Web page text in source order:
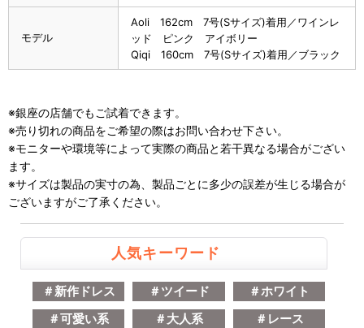
モデル
Aoli 162cm 7号(Sサイズ)着用／ワインレ
ッド ピンク アイボリー
Qiqi 160cm 7号(Sサイズ)着用／ブラック
※銀座の店舗でもご試着できます。
※売り切れの商品をご希望の際はお問い合わせ下さい。
※モニターや環境等によって実際の商品と若干異なる場合がござい
ます。
※サイズは製品の実寸の為、製品ごとに多少の誤差が生じる場合が
ございますがご了承ください。
人気キーワード
＃新作ドレス ＃ツイード
＃ホワイト
＃可愛い系
＃大人系 ＃レース